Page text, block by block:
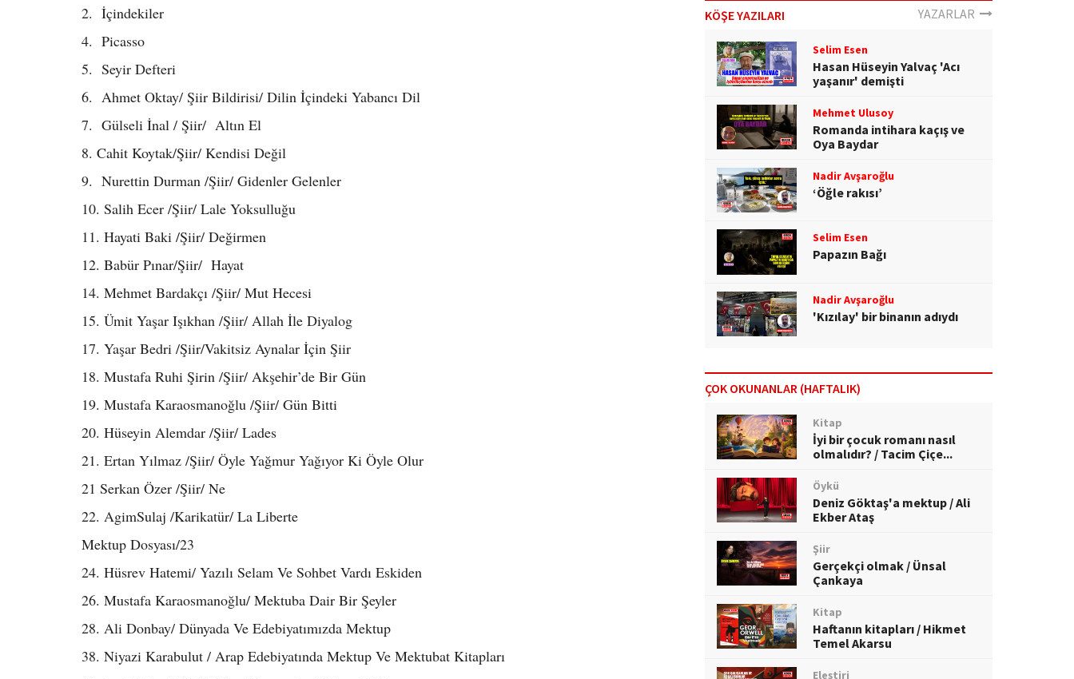
2. İçindekiler
4. Picasso
5. Seyir Defteri
6. Ahmet Oktay/ Şiir Bildirisi/ Dilin İçindeki Yabancı Dil
7. Gülseli İnal / Şiir/ Altın El
8. Cahit Koytak/Şiir/ Kendisi Değil
9. Nurettin Durman /Şiir/ Gidenler Gelenler
10. Salih Ecer /Şiir/ Lale Yoksulluğu
11. Hayati Baki /Şiir/ Değirmen
12. Babür Pınar/Şiir/ Hayat
14. Mehmet Bardakçı /Şiir/ Mut Hecesi
15. Ümit Yaşar Işıkhan /Şiir/ Allah İle Diyalog
17. Yaşar Bedri /Şiir/Vakitsiz Aynalar İçin Şiir
18. Mustafa Ruhi Şirin /Şiir/ Akşehir’de Bir Gün
19. Mustafa Karaosmanoğlu /Şiir/ Gün Bitti
20. Hüseyin Alemdar /Şiir/ Lades
21. Ertan Yılmaz /Şiir/ Öyle Yağmur Yağıyor Ki Öyle Olur
21 Serkan Özer /Şiir/ Ne
22. AgimSulaj /Karikatür/ La Liberte
Mektup Dosyası/23
24. Hüsrev Hatemi/ Yazılı Selam Ve Sohbet Vardı Eskiden
26. Mustafa Karaosmanoğlu/ Mektuba Dair Bir Şeyler
28. Ali Donbay/ Dünyada Ve Edebiyatımızda Mektup
38. Niyazi Karabulut / Arap Edebiyatında Mektup Ve Mektubat Kitapları
KÖŞE YAZILARI YAZARLAR
Selim Esen
Hasan Hüseyin Yalvaç 'Acı
yaşanır' demişti
Mehmet Ulusoy
Romanda intihara kaçış ve
Oya Baydar
Nadir Avşaroğlu
‘Öğle rakısı’
Selim Esen
Papazın Bağı
Nadir Avşaroğlu
'Kızılay' bir binanın adıydı
ÇOK OKUNANLAR (HAFTALIK)
Kitap
İyi bir çocuk romanı nasıl
olmalıdır? / Tacim Çiçe...
Öykü
Deniz Göktaş'a mektup / Ali
Ekber Ataş
Şiir
Gerçekçi olmak / Ünsal
Çankaya
Kitap
Haftanın kitapları / Hikmet
Temel Akarsu
Eleştiri